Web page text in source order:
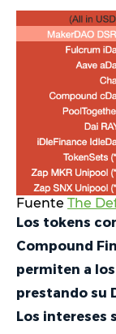
Fuente The
Los tokens
Compound
permiten a
prestando su
Los intereses